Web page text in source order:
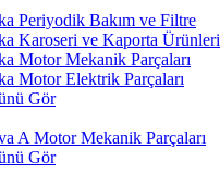
Periyodik Bakım ve Filtre
Karoseri ve Kaporta Ürünleri
Motor Mekanik Parçaları
Motor Elektrik Parçaları
Gör
A Motor Mekanik Parçaları
Gör